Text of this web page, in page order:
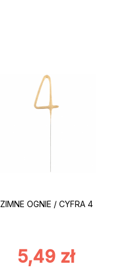
ZIMNE OGNIE / CYFRA 4
5,49 zł